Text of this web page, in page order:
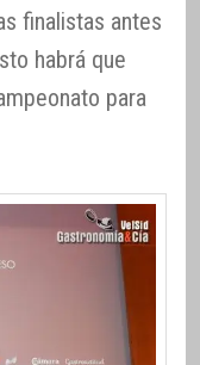
finalistas antes
habrá que
para